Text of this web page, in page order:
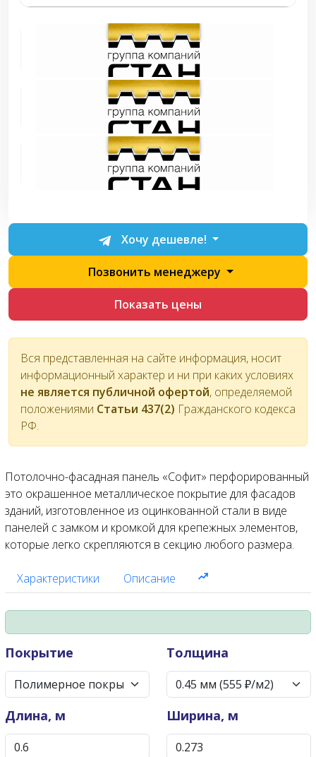
Хочу дешевле!
Позвонить менеджеру
Показать цены
Вся представленная на сайте информация, носит
информационный характер и ни при каких условиях
не является публичной офертой, определяемой
положениями Статьи 437(2) Гражданского кодекса
РФ.
Потолочно-фасадная панель «Софит» перфорированный
это окрашенное металлическое покрытие для фасадов
зданий, изготовленное из оцинкованной стали в виде
панелей с замком и кромкой для крепежных элементов,
которые легко скрепляются в секцию любого размера.
Характеристики Описание
Покрытие Толщина
Длина, м Ширина, м